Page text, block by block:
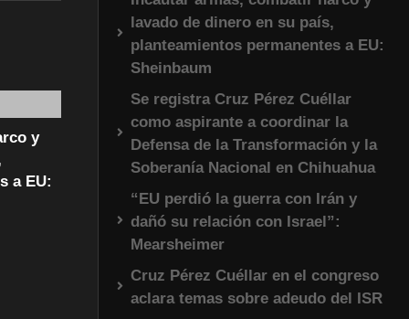
y
a EU:
lavado de dinero en su país,
planteamientos permanentes a EU:
Sheinbaum
Se registra Cruz Pérez Cuéllar
como aspirante a coordinar la
Defensa de la Transformación y la
Soberanía Nacional en Chihuahua
“EU perdió la guerra con Irán y
dañó su relación con Israel”:
Mearsheimer
Cruz Pérez Cuéllar en el congreso
aclara temas sobre adeudo del ISR